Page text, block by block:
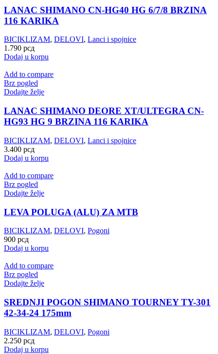
LANAC SHIMANO CN-HG40 HG 6/7/8 BRZINA
116 KARIKA
BICIKLIZAM, DELOVI, Lanci i spojnice
1.790 рсд
Dodaj u korpu
Add to compare
Brz pogled
Dodajte želje
LANAC SHIMANO DEORE XT/ULTEGRA CN-
HG93 HG 9 BRZINA 116 KARIKA
BICIKLIZAM, DELOVI, Lanci i spojnice
3.400 рсд
Dodaj u korpu
Add to compare
Brz pogled
Dodajte želje
LEVA POLUGA (ALU) ZA MTB
BICIKLIZAM, DELOVI, Pogoni
900 рсд
Dodaj u korpu
Add to compare
Brz pogled
Dodajte želje
SREDNJI POGON SHIMANO TOURNEY TY-301
42-34-24 175mm
BICIKLIZAM, DELOVI, Pogoni
2.250 рсд
Dodaj u korpu